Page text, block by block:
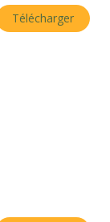
Télécharger